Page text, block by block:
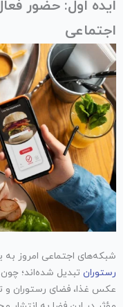
ایده اول: حضور
اجتماعی
شبکه‌های اجتماعی امروز به
رستوران تبدیل شده‌اند؛ چون
عکس غذا، فضای رستوران و